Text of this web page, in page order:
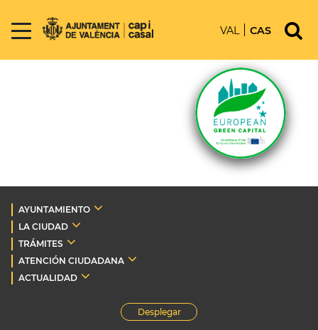
VAL CAS
AYUNTAMIENTO
LA CIUDAD
TRÁMITES
ATENCIÓN CIUDADANA
ACTUALIDAD
Desplegar